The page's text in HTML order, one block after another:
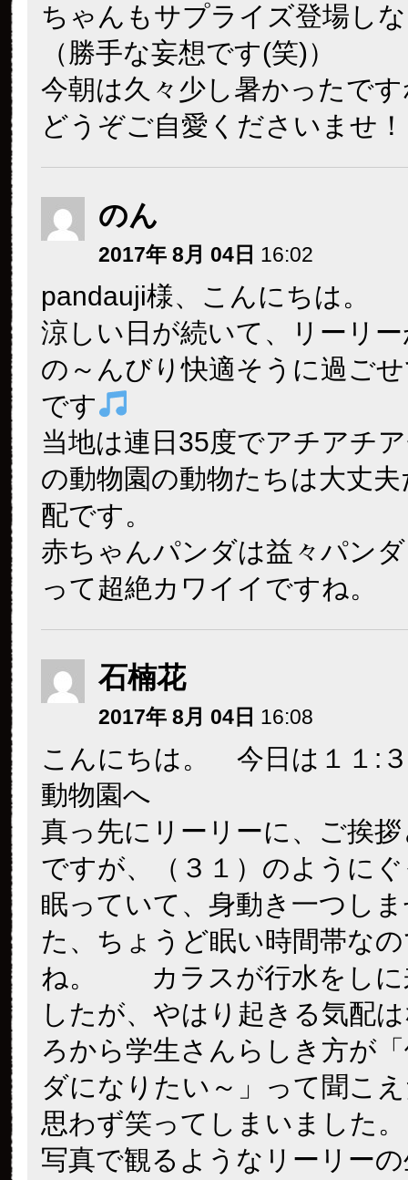
ちゃんもサプライズ登場し
（勝手な妄想です(笑)）
今朝は久々少し暑かったで
どうぞご自愛くださいませ
のん
2017年 8月 04日 16:02
pandauji様、こんにちは。
涼しい日が続いて、リーリ
の～んびり快適そうに過ご
です
当地は連日35度でアチアチ
の動物園の動物たちは大丈
配です。
赤ちゃんパンダは益々パン
って超絶カワイイですね。
石楠花
2017年 8月 04日 16:08
こんにちは。 今日は１１:
動物園へ
真っ先にリーリーに、ご挨
ですが、（３１）のように
眠っていて、身動き一つし
た、ちょうど眠い時間帯な
ね。 カラスが行水をしに
したが、やはり起きる気配
ろから学生さんらしき方が
ダになりたい～」って聞こ
思わず笑ってしまいました。
写真で観るようなリーリー